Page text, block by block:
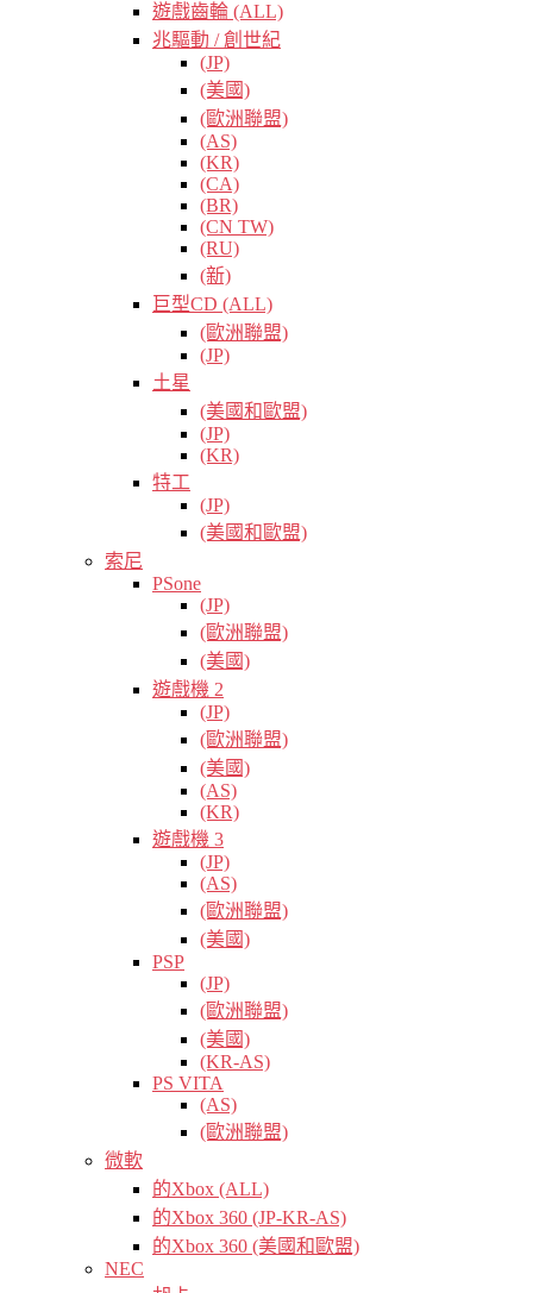
遊戲齒輪 (ALL)
兆驅動 / 創世紀
(JP)
(美國)
(歐洲聯盟)
(AS)
(KR)
(CA)
(BR)
(CN TW)
(RU)
(新)
巨型CD (ALL)
(歐洲聯盟)
(JP)
土星
(美國和歐盟)
(JP)
(KR)
特工
(JP)
(美國和歐盟)
索尼
PSone
(JP)
(歐洲聯盟)
(美國)
遊戲機 2
(JP)
(歐洲聯盟)
(美國)
(AS)
(KR)
遊戲機 3
(JP)
(AS)
(歐洲聯盟)
(美國)
PSP
(JP)
(歐洲聯盟)
(美國)
(KR-AS)
PS VITA
(AS)
(歐洲聯盟)
微軟
的Xbox (ALL)
的Xbox 360 (JP-KR-AS)
的Xbox 360 (美國和歐盟)
NEC